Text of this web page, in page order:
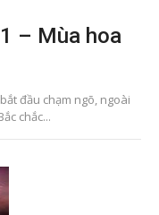
– Mùa hoa
đầu chạm ngõ, ngoài
chắc...